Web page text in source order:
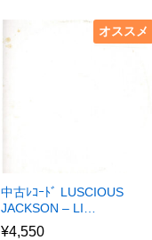
オススメ
中古ﾚｺｰﾄﾞ LUSCIOUS
JACKSON – LI…
¥4,550